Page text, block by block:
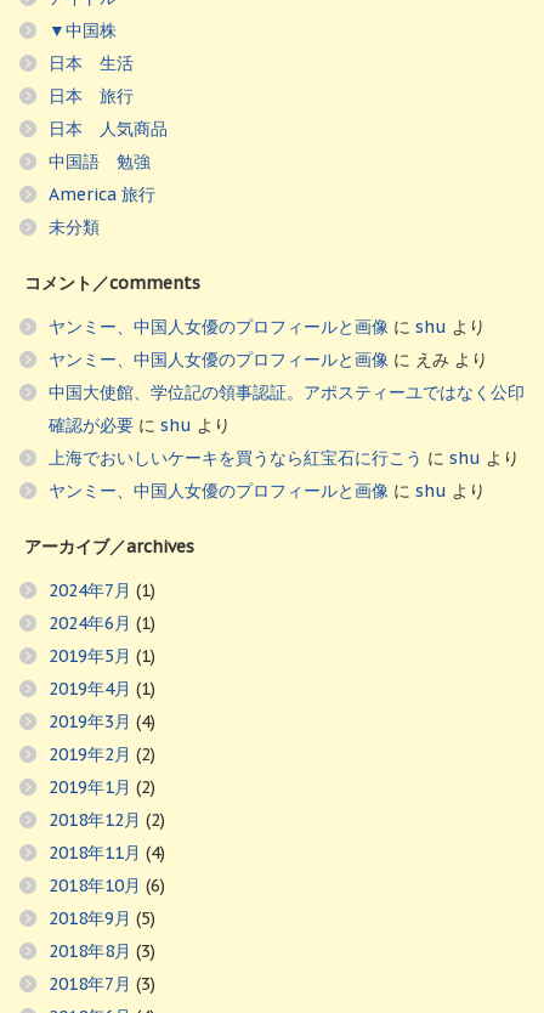
▼中国株
日本 生活
日本 旅行
日本 人気商品
中国語 勉強
America 旅行
未分類
コメント／comments
ヤンミー、中国人女優のプロフィールと画像 に shu より
ヤンミー、中国人女優のプロフィールと画像 に えみ より
中国大使館、学位記の領事認証。アポスティーユではなく公印
確認が必要 に shu より
上海でおいしいケーキを買うなら紅宝石に行こう に shu より
ヤンミー、中国人女優のプロフィールと画像 に shu より
アーカイブ／archives
2024年7月 (1)
2024年6月 (1)
2019年5月 (1)
2019年4月 (1)
2019年3月 (4)
2019年2月 (2)
2019年1月 (2)
2018年12月 (2)
2018年11月 (4)
2018年10月 (6)
2018年9月 (5)
2018年8月 (3)
2018年7月 (3)